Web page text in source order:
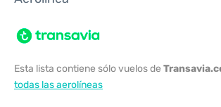
Esta lista contiene sólo vuelos de
todas las aerolíneas